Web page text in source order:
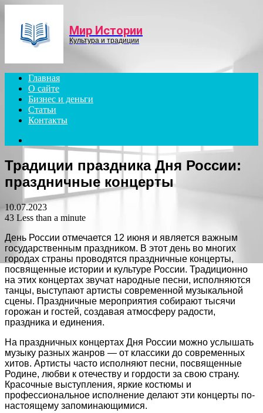
Мир Истории
Культура и традиции
Главная
О сайте
Бизнес и деньги
Статьи
Контакты
for
Традиции праздника Дня России:
праздничные концерты
10.07.2023
43 Less than a minute
День России отмечается 12 июня и является важным
государственным праздником. В этот день во многих
городах страны проводятся праздничные концерты,
посвященные истории и культуре России. Традиционно
на этих концертах звучат народные песни, исполняются
танцы, выступают артисты современной музыкальной
сцены. Праздничные мероприятия собирают тысячи
горожан и гостей, создавая атмосферу радости,
праздника и единения.
На праздничных концертах Дня России можно услышать
музыку разных жанров — от классики до современных
хитов. Артисты часто исполняют песни, посвященные
Родине, любви к отечеству и гордости за свою страну.
Красочные выступления, яркие костюмы и
профессиональное исполнение делают эти концерты по-
настоящему запоминающимися.